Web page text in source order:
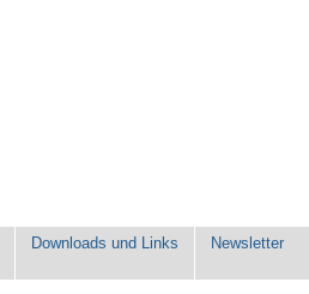
Downloads und Links Newsletter